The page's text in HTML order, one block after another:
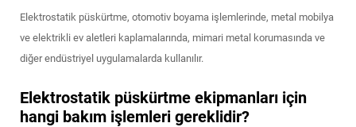
Elektrostatik püskürtme, otomotiv boyama işlemlerinde, metal mobilya
ve elektrikli ev aletleri kaplamalarında, mimari metal korumasında ve
diğer endüstriyel uygulamalarda kullanılır.
Elektrostatik püskürtme ekipmanları için
hangi bakım işlemleri gereklidir?